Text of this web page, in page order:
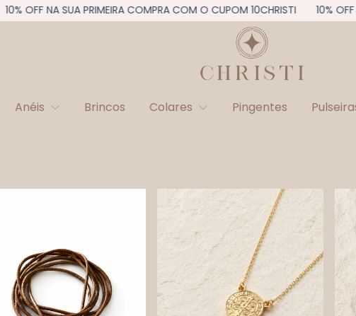
NA SUA PRIMEIRA COMPRA COM O CUPOM 10CHRISTI 10% OFF NA SUA
Anéis Brincos Colares Pingentes